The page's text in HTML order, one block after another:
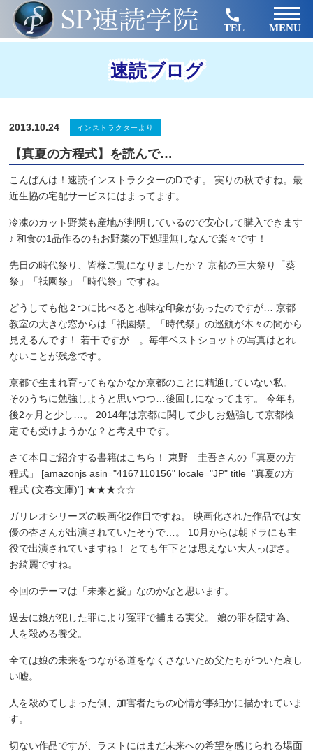
TEL MENU
速読ブログ
2013.10.24 インストラクターより
【真夏の方程式】を読んで…
こんばんは！速読インストラクターのDです。 実りの秋ですね。最
近生協の宅配サービスにはまってます。
冷凍のカット野菜も産地が判明しているので安心して購入できます
♪ 和食の1品作るのもお野菜の下処理無しなんで楽々です！
先日の時代祭り、皆様ご覧になりましたか？ 京都の三大祭り「葵
祭」「祇園祭」「時代祭」ですね。
どうしても他２つに比べると地味な印象があったのですが… 京都
教室の大きな窓からは「祇園祭」「時代祭」の巡航が木々の間から
見えるんです！ 若干ですが…。毎年ベストショットの写真はとれ
ないことが残念です。
京都で生まれ育ってもなかなか京都のことに精通していない私。
そのうちに勉強しようと思いつつ…後回しになってます。 今年も
後2ヶ月と少し…。 2014年は京都に関して少しお勉強して京都検
定でも受けようかな？と考え中です。
さて本日ご紹介する書籍はこちら！ 東野 圭吾さんの「真夏の方
程式」 [amazonjs asin="4167110156" locale="JP" title="真夏の方
程式 (文春文庫)"] ★★★☆☆
ガリレオシリーズの映画化2作目ですね。 映画化された作品では女
優の杏さんが出演されていたそうで…。 10月からは朝ドラにも主
役で出演されていますね！ とても年下とは思えない大人っぽさ。
お綺麗ですね。
今回のテーマは「未来と愛」なのかなと思います。
過去に娘が犯した罪により冤罪で捕まる実父。 娘の罪を隠す為、
人を殺める養父。
全ては娘の未来をつながる道をなくさないため父たちがついた哀し
い嘘。
人を殺めてしまった側、加害者たちの心情が事細かに描かれていま
す。
切ない作品ですが、ラストにはまだ未来への希望を感じられる場面